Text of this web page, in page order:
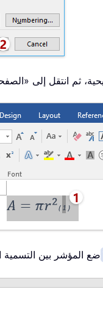
ضع المؤشر بين التسمية